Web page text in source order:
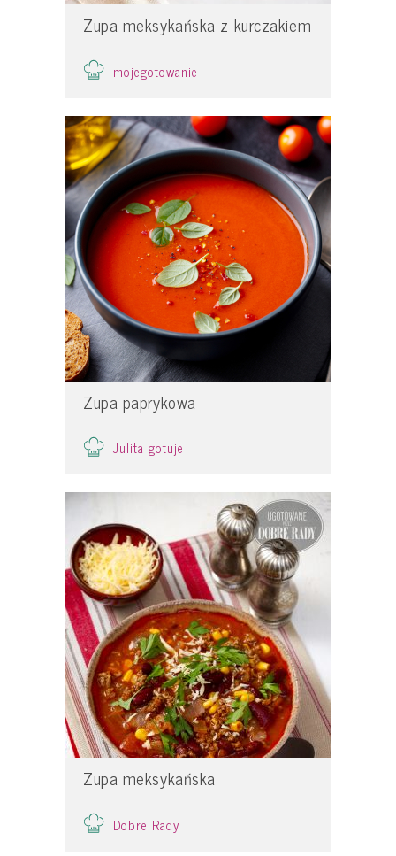
Zupa meksykańska z kurczakiem
mojegotowanie
Zupa paprykowa
Julita gotuje
Zupa meksykańska
Dobre Rady